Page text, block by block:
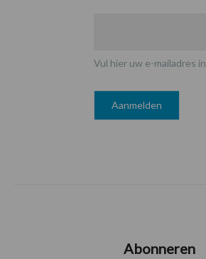
Vul hier uw e-mailadres in
Abonneren